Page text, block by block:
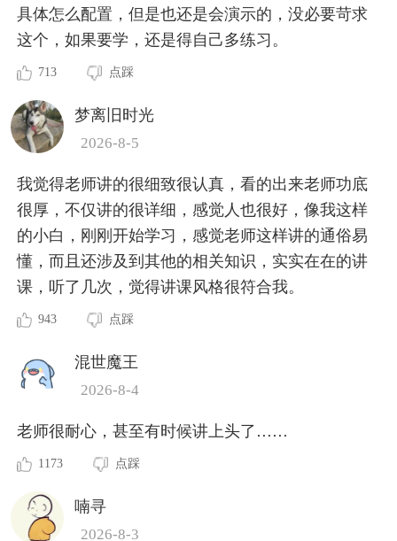
具体怎么配置，但是也还是会演示的，没必要苛求
这个，如果要学，还是得自己多练习。
713 点踩
梦离旧时光
2026-8-5
我觉得老师讲的很细致很认真，看的出来老师功底
很厚，不仅讲的很详细，感觉人也很好，像我这样
的小白，刚刚开始学习，感觉老师这样讲的通俗易
懂，而且还涉及到其他的相关知识，实实在在的讲
课，听了几次，觉得讲课风格很符合我。
943 点踩
混世魔王
2026-8-4
老师很耐心，甚至有时候讲上头了……
1173 点踩
喃寻
2026-8-3